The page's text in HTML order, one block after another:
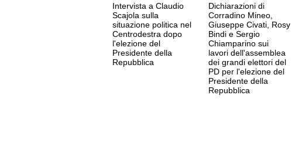
Intervista a Claudio
Scajola sulla
situazione politica nel
Centrodestra dopo
l'elezione del
Presidente della
Repubblica
Dichiarazioni di
Corradino Mineo,
Giuseppe Civati, Rosy
Bindi e Sergio
Chiamparino sui
lavori dell'assemblea
dei grandi elettori del
PD per l'elezione del
Presidente della
Repubblica